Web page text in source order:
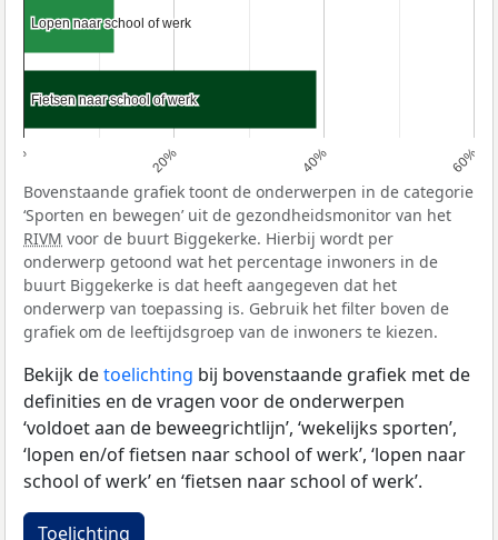
0% 20% 40% 60%
Lopen naar school of werk
Lopen naar school of werk
Fietsen naar school of werk
Fietsen naar school of werk
Bovenstaande grafiek toont de onderwerpen in de categorie
‘Sporten en bewegen’ uit de gezondheidsmonitor van het
RIVM voor de buurt Biggekerke. Hierbij wordt per
onderwerp getoond wat het percentage inwoners in de
buurt Biggekerke is dat heeft aangegeven dat het
onderwerp van toepassing is. Gebruik het filter boven de
grafiek om de leeftijdsgroep van de inwoners te kiezen.
Bekijk detoelichting bij bovenstaande grafiek met de
definities en de vragen voor de onderwerpen
‘voldoet aan de beweegrichtlijn’, ‘wekelijks sporten’,
‘lopen en/of fietsen naar school of werk’, ‘lopen naar
school of werk’ en ‘fietsen naar school of werk’.
Toelichting